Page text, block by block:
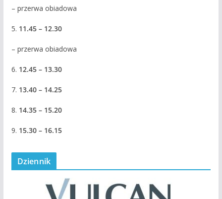
– przerwa obiadowa
5. 11.45 – 12.30
– przerwa obiadowa
6. 12.45 – 13.30
7. 13.40 – 14.25
8. 14.35 – 15.20
9. 15.30 – 16.15
Dziennik